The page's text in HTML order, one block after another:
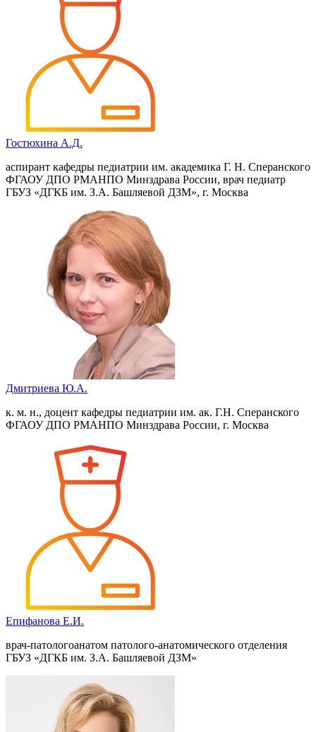
Гостюхина А.Д.
аспирант кафедры педиатрии им. академика Г. Н. Сперанского
ФГАОУ ДПО РМАНПО Минздрава России, врач педиатр
ГБУЗ «ДГКБ им. З.А. Башляевой ДЗМ», г. Москва
Дмитриева Ю.А.
к. м. н., доцент кафедры педиатрии им. ак. Г.Н. Сперанского
ФГАОУ ДПО РМАНПО Минздрава России, г. Москва
Епифанова Е.И.
врач-патологоанатом патолого-анатомического отделения
ГБУЗ «ДГКБ им. З.А. Башляевой ДЗМ»